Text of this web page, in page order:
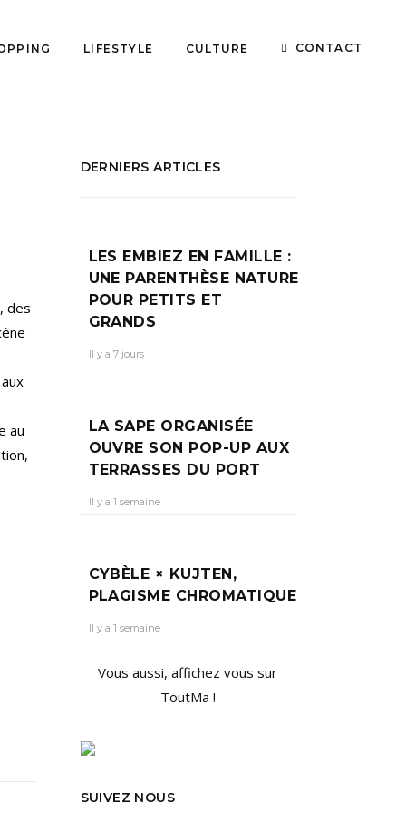
LIFESTYLE CULTURE CONTACT
des
au
DERNIERS ARTICLES
LES EMBIEZ EN FAMILLE :
UNE PARENTHÈSE NATURE
POUR PETITS ET
GRANDS
Il y a 7 jours
LA SAPE ORGANISÉE
OUVRE SON POP-UP AUX
TERRASSES DU PORT
Il y a 1 semaine
CYBÈLE × KUJTEN,
PLAGISME CHROMATIQUE
Il y a 1 semaine
Vous aussi, affichez vous sur
ToutMa !
SUIVEZ NOUS